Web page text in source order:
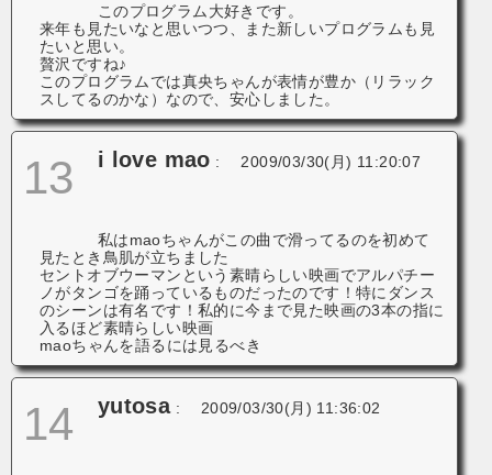
このプログラム大好きです。
来年も見たいなと思いつつ、また新しいプログラムも見
たいと思い。
贅沢ですね♪
このプログラムでは真央ちゃんが表情が豊か（リラック
スしてるのかな）なので、安心しました。
13 i love mao : 2009/03/30(月) 11:20:07
私はmaoちゃんがこの曲で滑ってるのを初めて
見たとき鳥肌が立ちました
セントオブウーマンという素晴らしい映画でアルパチー
ノがタンゴを踊っているものだったのです！特にダンス
のシーンは有名です！私的に今まで見た映画の3本の指に
入るほど素晴らしい映画
maoちゃんを語るには見るべき
14 yutosa: 2009/03/30(月) 11:36:02